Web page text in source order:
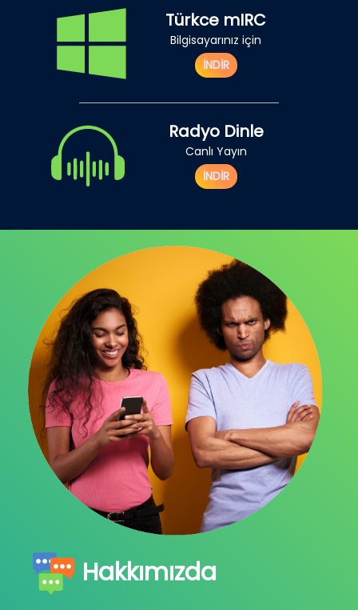
Türkce mIRC
Bilgisayarınız için
İNDİR
Radyo Dinle
Canlı Yayın
İNDİR
Hakkımızda